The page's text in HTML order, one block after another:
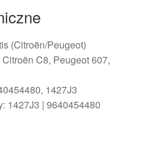
(Citroën/Peugeot)
C8, Peugeot 607,
1427J3
1427J3 | 9640454480